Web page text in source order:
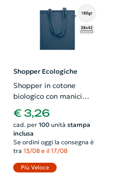
Shopper Ecologiche
Shopper in cotone
biologico con manici
lunghi da 180g 38x42cm
€ 3,26
cad. per 100unità stampa
inclusa
Se ordini oggi la consegna è
tra 13/08 e il 17/08
Più Veloce